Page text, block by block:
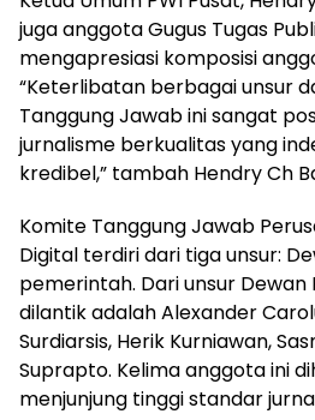
juga anggota Gugus Tugas
mengapresiasi komposisi
“Keterlibatan berbagai unsur
Tanggung Jawab ini sangat
jurnalisme berkualitas yang
kredibel,” tambah Hendry Ch
Komite Tanggung Jawab
Digital terdiri dari tiga unsur:
pemerintah. Dari unsur Dewan
dilantik adalah Alexander
Surdiarsis, Herik Kurniawan,
Suprapto. Kelima anggota ini
menjunjung tinggi standar